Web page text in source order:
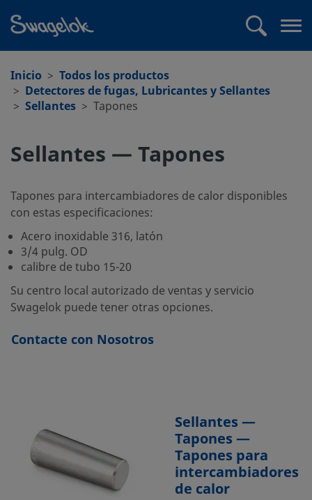
Inicio
Todos los productos
Detectores de fugas, Lubricantes y Sellantes
Sellantes
Tapones
Sellantes — Tapones
Tapones para intercambiadores de calor disponibles
con estas especificaciones:
Acero inoxidable 316, latón
3/4 pulg. OD
calibre de tubo 15-20
Su centro local autorizado de ventas y servicio
Swagelok puede tener otras opciones.
Contacte con Nosotros
Sellantes —
Tapones —
Tapones para
intercambiadores
de calor